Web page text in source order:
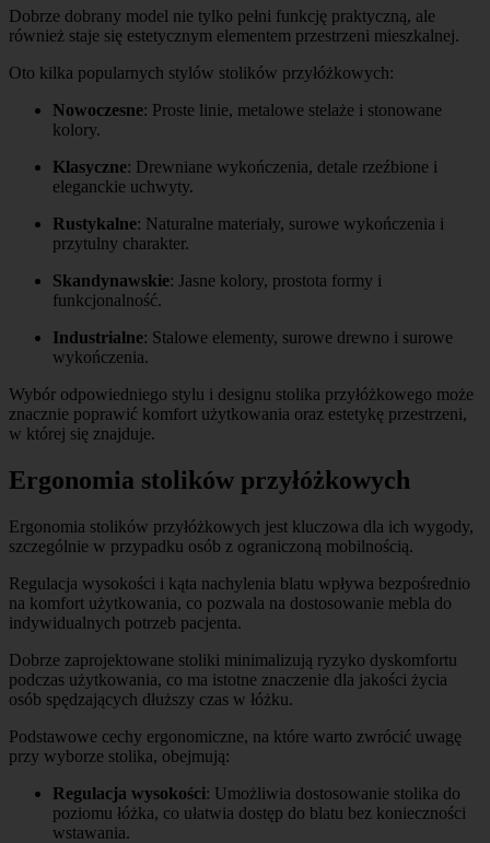
Dobrze dobrany model nie tylko pełni funkcję praktyczną, ale
również staje się estetycznym elementem przestrzeni mieszkalnej.
Oto kilka popularnych stylów stolików przyłóżkowych:
Nowoczesne: Proste linie, metalowe stelaże i stonowane
kolory.
Klasyczne: Drewniane wykończenia, detale rzeźbione i
eleganckie uchwyty.
Rustykalne: Naturalne materiały, surowe wykończenia i
przytulny charakter.
Skandynawskie: Jasne kolory, prostota formy i
funkcjonalność.
Industrialne: Stalowe elementy, surowe drewno i surowe
wykończenia.
Wybór odpowiedniego stylu i designu stolika przyłóżkowego może
znacznie poprawić komfort użytkowania oraz estetykę przestrzeni,
w której się znajduje.
Ergonomia stolików przyłóżkowych
Ergonomia stolików przyłóżkowych jest kluczowa dla ich wygody,
szczególnie w przypadku osób z ograniczoną mobilnością.
Regulacja wysokości i kąta nachylenia blatu wpływa bezpośrednio
na komfort użytkowania, co pozwala na dostosowanie mebla do
indywidualnych potrzeb pacjenta.
Dobrze zaprojektowane stoliki minimalizują ryzyko dyskomfortu
podczas użytkowania, co ma istotne znaczenie dla jakości życia
osób spędzających dłuższy czas w łóżku.
Podstawowe cechy ergonomiczne, na które warto zwrócić uwagę
przy wyborze stolika, obejmują:
Regulacja wysokości: Umożliwia dostosowanie stolika do
poziomu łóżka, co ułatwia dostęp do blatu bez konieczności
wstawania.